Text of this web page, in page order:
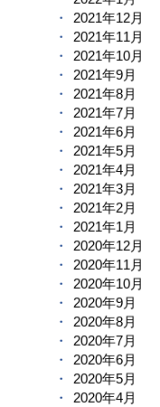
2021年12月
2021年11月
2021年10月
2021年9月
2021年8月
2021年7月
2021年6月
2021年5月
2021年4月
2021年3月
2021年2月
2021年1月
2020年12月
2020年11月
2020年10月
2020年9月
2020年8月
2020年7月
2020年6月
2020年5月
2020年4月